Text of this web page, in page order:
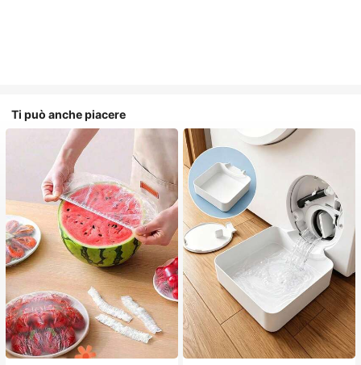
Ti può anche piacere